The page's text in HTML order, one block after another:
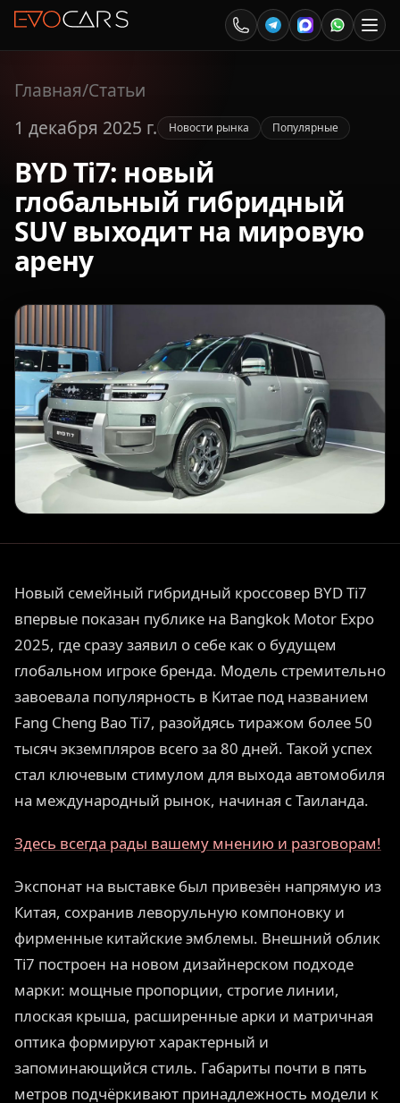
Главная/Статьи
1 декабря 2025 г.
Новости рынка Популярные
BYD Ti7: новый
глобальный гибридный
SUV выходит на мировую
арену
Новый семейный гибридный кроссовер BYD Ti7
впервые показан публике на Bangkok Motor Expo
2025, где сразу заявил о себе как о будущем
глобальном игроке бренда. Модель стремительно
завоевала популярность в Китае под названием
Fang Cheng Bao Ti7, разойдясь тиражом более 50
тысяч экземпляров всего за 80 дней. Такой успех
стал ключевым стимулом для выхода автомобиля
на международный рынок, начиная с Таиланда.
Здесь всегда рады вашему мнению и разговорам!
Экспонат на выставке был привезён напрямую из
Китая, сохранив леворульную компоновку и
фирменные китайские эмблемы. Внешний облик
Ti7 построен на новом дизайнерском подходе
марки: мощные пропорции, строгие линии,
плоская крыша, расширенные арки и матричная
оптика формируют характерный и
запоминающийся стиль. Габариты почти в пять
метров подчёркивают принадлежность модели к